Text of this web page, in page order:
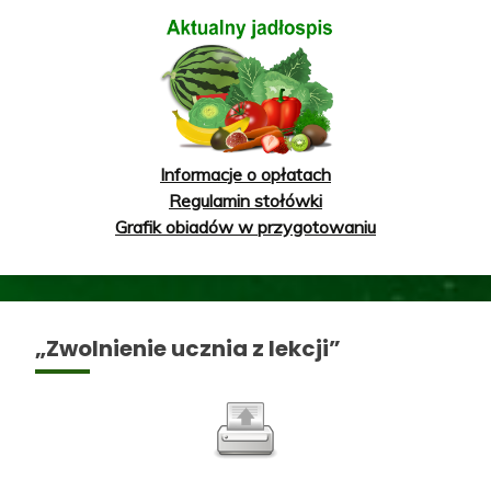
Informacje o opłatach
Regulamin stołówki
Grafik obiadów w przygotowaniu
„Zwolnienie ucznia z lekcji”